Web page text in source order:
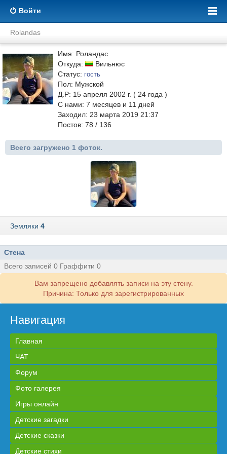
Войти
Rolandas
Имя: Роландас
Откуда:
Вильнюс
Статус: гость
Пол: Мужской
Д.Р: 15 апреля 2002 г. ( 24 года )
С нами: 7 месяцев и 11 дней
Заходил: 23 марта 2019 21:37
Постов: 78 / 136
Всего загружено 1 фоток.
Земляки 4
Стена
Всего записей 0 Граффити 0
Вам запрещено добавлять записи на эту стену.
Причина: Только для зарегистрированных
Навигация
Главная
ЧАТ
Форум
Фото галерея
Игры онлайн
Детские загадки
Детские сказки
Детские стихи